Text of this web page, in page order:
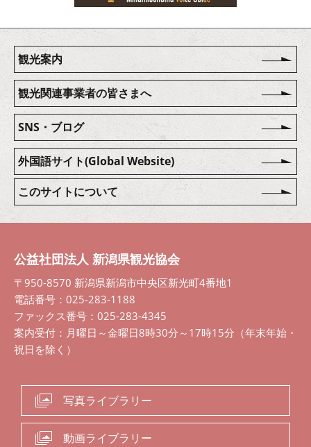
観光案内
観光関連事業者の皆さまへ
SNS・ブログ
外国語サイト(Global Website)
このサイトについて
公益社団法人 新潟県観光協会
〒950-8570 新潟県新潟市中央区新光町4番地1
電話番号：025-283-1188
ファックス番号：025-283-4345
案内受付：月曜日～金曜日8時30分～17時15分（年末年始・
祝日を除く）
写真ライブラリー
動画ライブラリー